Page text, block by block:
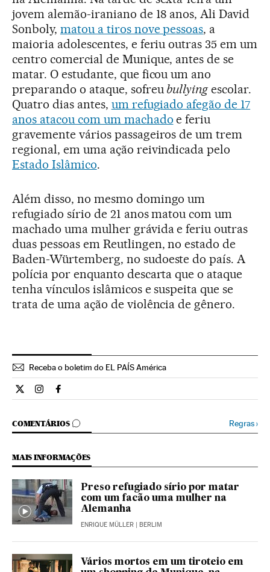
jovem alemão-iraniano de 18 anos, Ali David
Sonboly, matou a tiros nove pessoas, a
maioria adolescentes, e feriu outras 35 em um
centro comercial de Munique, antes de se
matar. O estudante, que ficou um ano
preparando o ataque, sofreu bullyingescolar.
Quatro dias antes, um refugiado afegão de 17
anos atacou com um machado e feriu
gravemente vários passageiros de um trem
regional, em uma ação reivindicada pelo
Estado Islâmico.
Além disso, no mesmo domingo um
refugiado sírio de 21 anos matou com um
machado uma mulher grávida e feriu outras
duas pessoas em Reutlingen, no estado de
Baden-Würtemberg, no sudoeste do país. A
polícia por enquanto descarta que o ataque
tenha vínculos islâmicos e suspeita que se
trata de uma ação de violência de gênero.
Receba o boletim do EL PAÍS América
Internacional El País Brasil en Twitter
Internacional El País Brasil en Instagram
Internacional El País Brasil en Facebook
COMENTÁRIOS
COMENTÁRIOS Regras›
MAIS INFORMAÇÕES
Preso refugiado sírio por matar
com um facão uma mulher na
Alemanha
ENRIQUE MÜLLER | BERLIM
Vários mortos em um tiroteio em